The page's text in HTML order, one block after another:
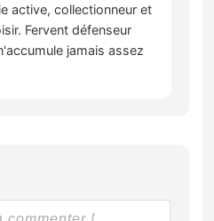
active, collectionneur et
Fervent défenseur
jamais assez